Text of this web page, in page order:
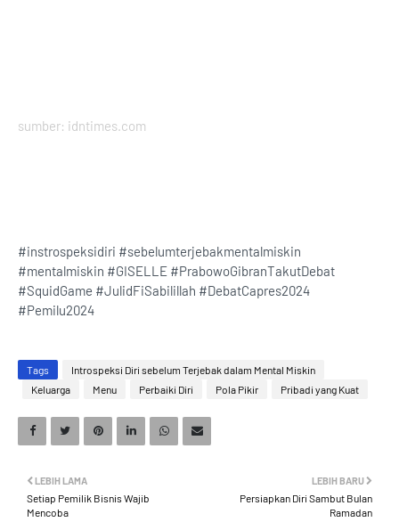
sumber: idntimes.com
#instrospeksidiri #sebelumterjebakmentalmiskin
#mentalmiskin #GISELLE #PrabowoGibranTakutDebat
#SquidGame #JulidFiSabilillah #DebatCapres2024
#Pemilu2024
Tags
Introspeksi Diri sebelum Terjebak dalam Mental Miskin
Keluarga
Menu Perbaiki Diri Pola Pikir Pribadi yang Kuat
LEBIH BARU
Persiapkan Diri Sambut Bulan
Ramadan
LEBIH LAMA
Setiap Pemilik Bisnis Wajib
Mencoba